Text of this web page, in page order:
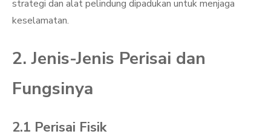
strategi dan alat pelindung dipadukan untuk menjaga
keselamatan.
2. Jenis-Jenis Perisai dan
Fungsinya
2.1 Perisai Fisik